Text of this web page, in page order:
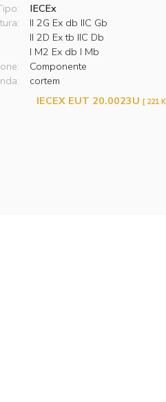
IECEx
II 2G Ex db IIC Gb
II 2D Ex tb IIC Db
I M2 Ex db I Mb
Componente
cortem
IECEX EUT 20.0023U[ 221